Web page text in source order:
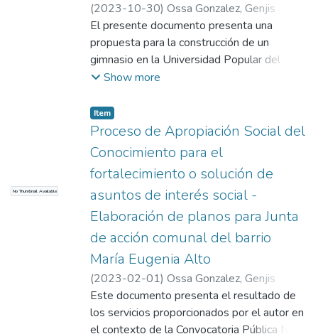
(2023-10-30) Ossa Gonzalez, Genjis
Alberto
El presente documento presenta una
propuesta para la construcción de un
gimnasio en la Universidad Popular del
Cesar, seccional Aguachica. En este se
y el presupuesto estimado para su
ejecución, con el objetivo de ofrecer un
espacio adecuado para el desarrollo de
actividades deportivas y de bienestar en la
institución.
Show more
No Thumbnail Available
Item
Proceso de Apropiación Social del
Conocimiento para el
fortalecimiento o solución de
asuntos de interés social -
Elaboración de planos para Junta
de acción comunal del barrio
María Eugenia Alto
(2023-02-01) Ossa Gonzalez, Genjis
Alberto
Este documento presenta el resultado de
los servicios proporcionados por el autor en
el contexto de la Convocatoria Pública N.º